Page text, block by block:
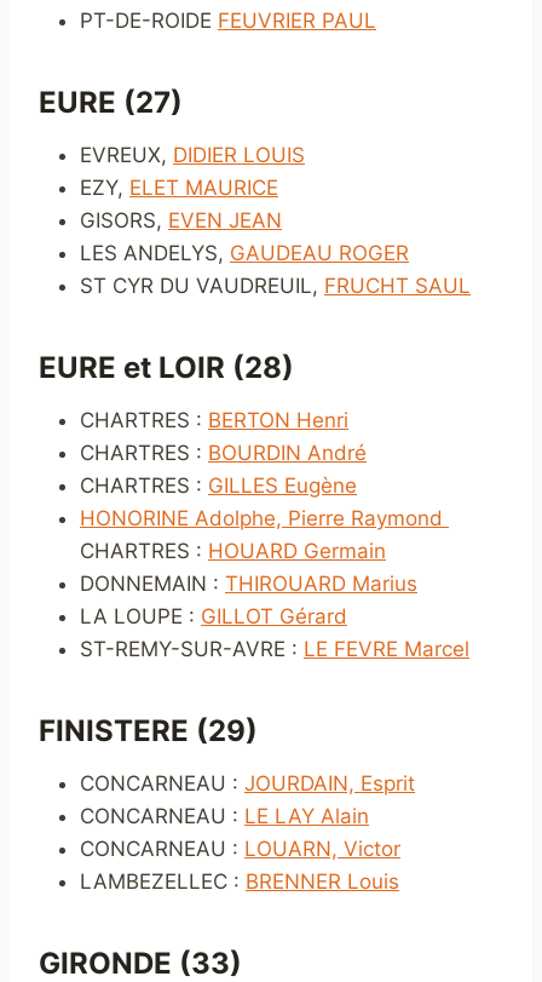
PT-DE-ROIDE FEUVRIER PAUL
EURE (27)
EVREUX, DIDIER LOUIS
EZY, ELET MAURICE
GISORS, EVEN JEAN
LES ANDELYS, GAUDEAU ROGER
ST CYR DU VAUDREUIL, FRUCHT SAUL
EURE et LOIR (28)
CHARTRES : BERTON Henri
CHARTRES : BOURDIN André
CHARTRES : GILLES Eugène
HONORINE Adolphe, Pierre Raymond
CHARTRES : HOUARD Germain
DONNEMAIN : THIROUARD Marius
LA LOUPE : GILLOT Gérard
ST-REMY-SUR-AVRE : LE FEVRE Marcel
FINISTERE (29)
CONCARNEAU : JOURDAIN, Esprit
CONCARNEAU : LE LAY Alain
CONCARNEAU : LOUARN, Victor
LAMBEZELLEC : BRENNER Louis
GIRONDE (33)